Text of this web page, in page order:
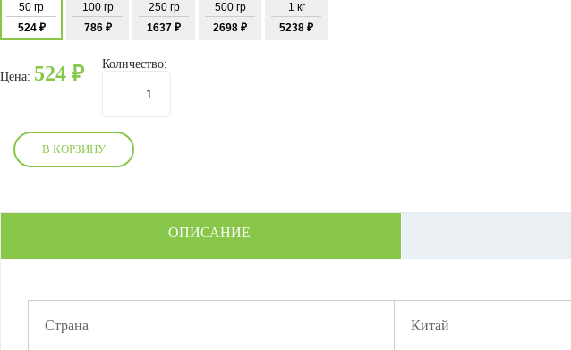
50 гр
524 ₽
100 гр
786 ₽
250 гр
1637 ₽
500 гр
2698 ₽
1 кг
5238 ₽
Цена: 524 ₽ Количество:
В КОРЗИНУ
ОПИСАНИЕ
Страна Китай